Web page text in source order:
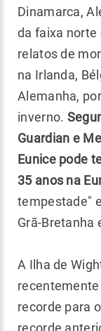
Dinamarca,
da faixa norte
relatos de
na Irlanda,
Alemanha,
inverno.
Guardian e
Eunice pode
35 anos na
tempestade"
Grã-Bretanha
A Ilha de
recorde para